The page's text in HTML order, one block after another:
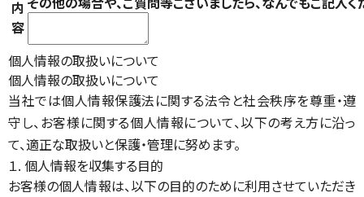
内
容
個人情報の取扱いについて
個人情報の取扱いについて
当社では個人情報保護法に関する法令と社会秩序を尊重・遵
守し、お客様に関する個人情報について、以下の考え方に沿っ
て、適正な取扱いと保護・管理に努めます。
１. 個人情報を収集する目的
お客様の個人情報は、以下の目的のために利用させていただき